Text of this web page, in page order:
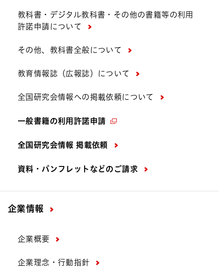
教科書・デジタル教科書・その他の書籍等の利用
許諾申請について
その他、教科書全般について
教育情報誌（広報誌）について
全国研究会情報への掲載依頼について
一般書籍の利用許諾申請
全国研究会情報 掲載依頼
資料・パンフレットなどの ご請求
企業情報
企業概要
企業理念・行動指針